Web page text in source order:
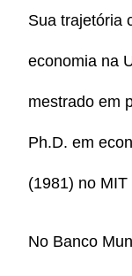
Sua trajetória
economia na
mestrado em
Ph.D. em
(1981) no
No Banco